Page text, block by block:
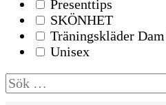
Presenttips
SKÖNHET
Träningskläder
Unisex
Sök
efter: